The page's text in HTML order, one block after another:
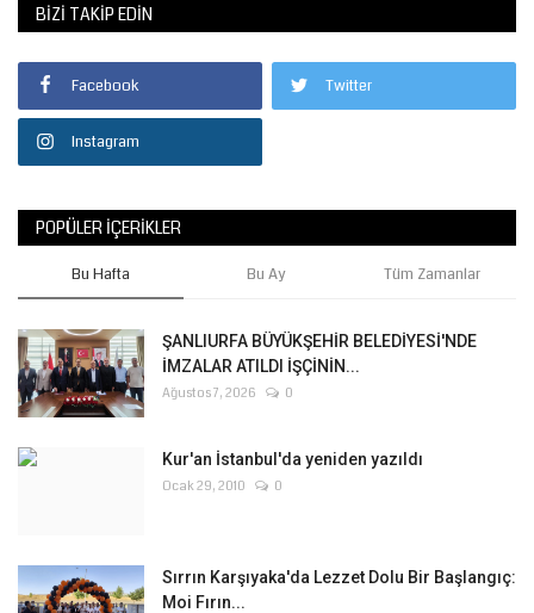
BIZI TAKIP EDIN
Facebook Twitter
Instagram
POPÜLER İÇERIKLER
Bu Hafta Bu Ay Tüm Zamanlar
ŞANLIURFA BÜYÜKŞEHİR BELEDİYESİ'NDE
İMZALAR ATILDI İŞÇİNİN...
Ağustos 7, 2026 0
Kur'an İstanbul'da yeniden yazıldı
Ocak 29, 2010 0
Sırrın Karşıyaka'da Lezzet Dolu Bir Başlangıç:
Moi Fırın...